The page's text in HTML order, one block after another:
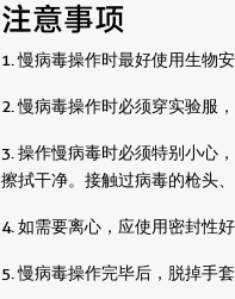
注意事项
1. 慢病毒操作时最好使用生物
2. 慢病毒操作时必须穿实验服
3. 操作慢病毒时必须特别小心
擦拭干净。接触过病毒的枪头
4. 如需要离心，应使用密封性好
5. 慢病毒操作完毕后，脱掉手